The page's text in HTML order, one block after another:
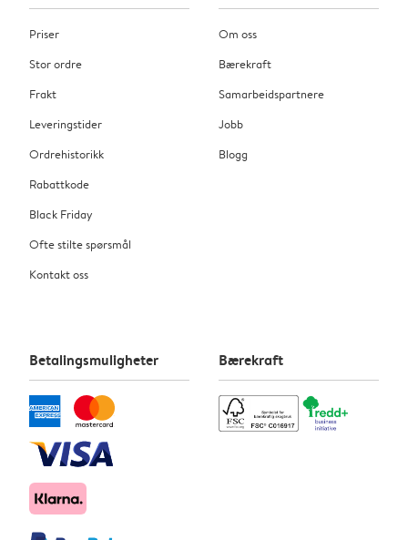
Priser
Stor ordre
Frakt
Leveringstider
Ordrehistorikk
Rabattkode
Black Friday
Ofte stilte spørsmål
Kontakt oss
Om oss
Bærekraft
Samarbeidspartnere
Jobb
Blogg
Betalingsmuligheter Bærekraft